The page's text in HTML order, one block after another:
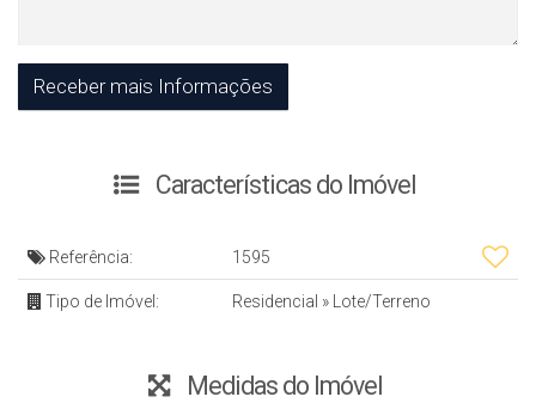
Características do Imóvel
Referência: 1595
Tipo de Imóvel: Residencial » Lote/Terreno
Medidas do Imóvel